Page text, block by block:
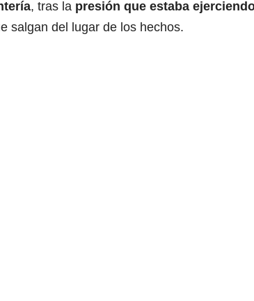
, tras la presión que estaba
salgan del lugar de los hechos.